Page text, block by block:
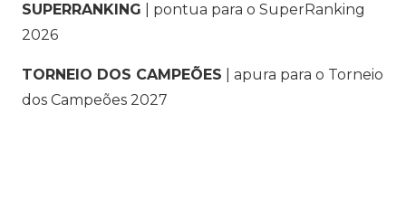
SUPERRANKING
| pontua para o SuperRanking
2026
TORNEIO DOS CAMPEÕES
| apura para o Torneio
dos Campeões 2027